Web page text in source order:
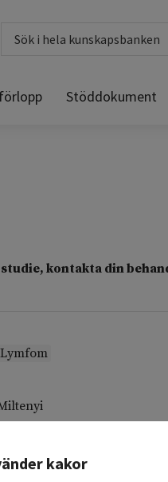
Stöddokument
kontakta din
Lymfom
En randomiserad öppen
jämfört med sedvanlig
lämpar sig för
kakor